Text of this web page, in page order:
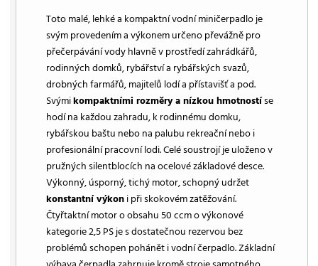
Toto malé, lehké a kompaktní vodní miničerpadlo je
svým provedením a výkonem určeno převážně pro
přečerpávání vody hlavně v prostředí zahrádkářů,
rodinných domků, rybářství a rybářských svazů,
drobných farmářů, majitelů lodí a přístavišť a pod.
Svýmikompaktními rozměry a nízkou hmotnostíse
hodí na každou zahradu, k rodinnému domku,
rybářskou baštu nebo na palubu rekreační nebo i
profesionální pracovní lodi. Celé soustrojí je uloženo v
pružných silentblocích na ocelové základové desce.
Výkonný, úsporný, tichý motor, schopný udržet
konstantní výkoni při skokovém zatěžování.
Čtyřtaktní motor o obsahu 50 ccm o výkonové
kategorie 2,5 PS je s dostatečnou rezervou bez
problémů schopen pohánět i vodní čerpadlo. Základní